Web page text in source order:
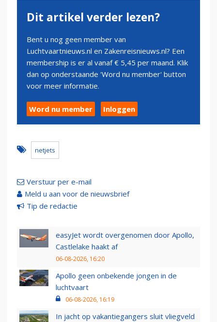
Dit artikel verder lezen?
Bent u nog geen member van
Luchtvaartnieuws.nl en Zakenreisnieuws.nl? Een
membership is er al vanaf € 5,45 per maand. Klik
dan op onderstaande 'Word nu member' button
voor meer informatie.
Word nu member Inloggen
netjets
Verstuur per e-mail
Meld u aan voor de nieuwsbrief
Tip de redactie
easyJet wordt overgenomen door Apollo,
Castlelake haakt af
06-08-2026, 16:20
Apollo geen onbekende jongen in de
luchtvaart
06-08-2026, 16:19
In jacht op vakantiegangers sluit vliegveld